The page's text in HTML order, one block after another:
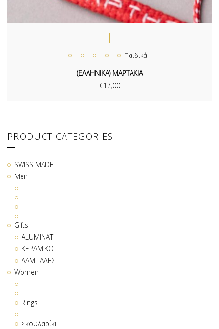
Παιδικά
(ΕΛΛΗΝΙΚΑ) ΜΑΡΤΑΚΙΑ
€17,00
PRODUCT CATEGORIES
SWISS MADE
Men
Gifts
ALUMINATI
ΚΕΡΑΜΙΚΟ
ΛΑΜΠΑΔΕΣ
Women
Rings
Σκουλαρίκι